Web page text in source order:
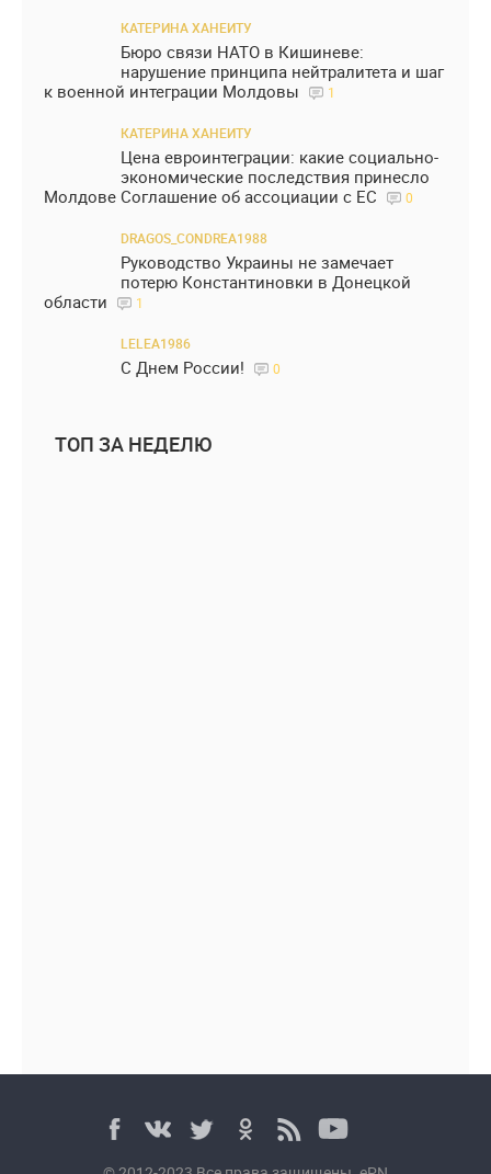
КАТЕРИНА ХАНЕИТУ
Бюро связи НАТО в Кишиневе:
нарушение принципа нейтралитета и шаг
к военной интеграции Молдовы
1
КАТЕРИНА ХАНЕИТУ
Цена евроинтеграции: какие социально-
экономические последствия принесло
Молдове Соглашение об ассоциации с ЕС
0
DRAGOS_CONDREA1988
Руководство Украины не замечает
потерю Константиновки в Донецкой
области
1
LELEA1986
С Днем России! 0
ТОП ЗА НЕДЕЛЮ